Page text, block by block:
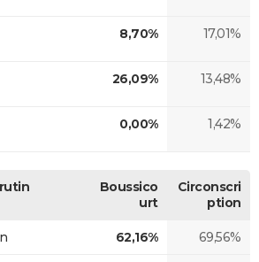
8,70% 17,01%
26,09% 13,48%
0,00% 1,42%
Boussico
urt
Circonscri
ption
62,16% 69,56%